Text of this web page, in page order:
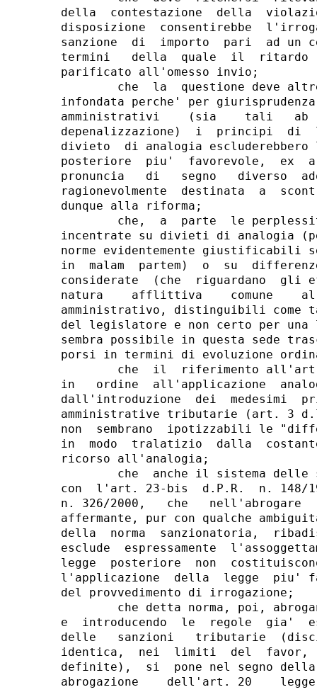
della  contestazione  della
disposizione  consentirebbe
sanzione  di  importo  pari  ad un
termini   della  quale  il  ritardo
parificato all'omesso invio;
che  la  questione deve
infondata perche' per
amministrativi    (sia    tali   ab
depenalizzazione)  i  principi
divieto  di analogia
posteriore  piu'  favorevole,  ex
pronuncia   di   segno   diverso
ragionevolmente  destinata  a
dunque alla riforma;
che,  a  parte  le
incentrate su divieti di analogia
norme evidentemente
in  malam  partem)  o  su
considerate  (che  riguardano
natura    afflittiva    comune
amministrativo, distinguibili come
del legislatore e non certo per
sembra possibile in questa sede
porsi in termini di evoluzione
che  il  riferimento
in   ordine  all'applicazione
dall'introduzione  dei  medesimi
amministrative tributarie (art. 3
non  sembrano  ipotizzabili le
in  modo  tralatizio  dalla
ricorso all'analogia;
che  anche il sistema delle
con  l'art. 23-bis  d.P.R.  n. 148/
n. 326/2000,   che
affermante, pur con qualche
della  norma  sanzionatoria,
esclude  espressamente
legge  posteriore  non
l'applicazione  della  legge  piu'
del provvedimento di irrogazione;
che detta norma, poi,
e  introducendo  le  regole  gia'
delle   sanzioni   tributarie
identica,  nei  limiti  del  favor,
definite),  si  pone nel segno
abrogazione    dell'art. 20